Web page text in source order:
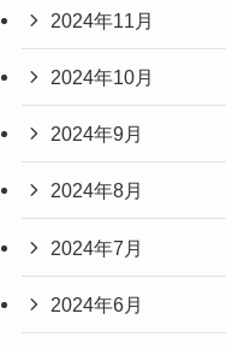
2024年11月
2024年10月
2024年9月
2024年8月
2024年7月
2024年6月